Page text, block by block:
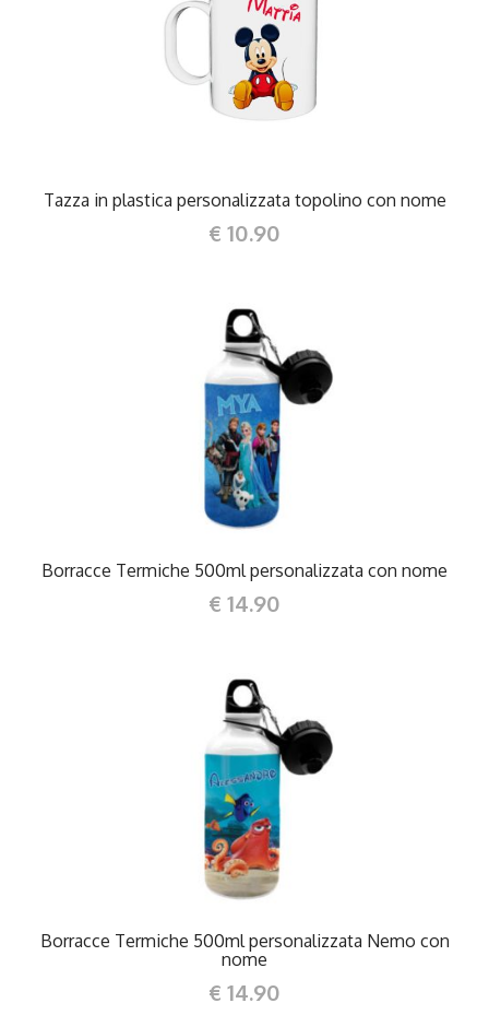
DETTAGLI
Tazza in plastica personalizzata topolino con nome
€ 10.90
DETTAGLI
Borracce Termiche 500ml personalizzata con nome
€ 14.90
DETTAGLI
Borracce Termiche 500ml personalizzata Nemo con
nome
€ 14.90